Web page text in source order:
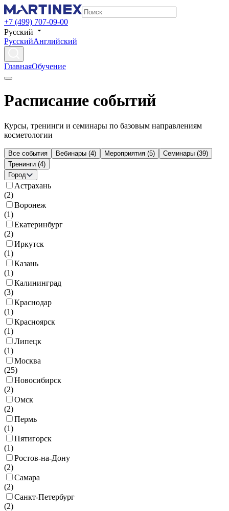
+7 (499) 707-09-00
Русский
РусскийАнглийский
ГлавнаяОбучение
Расписание событий
Курсы, тренинги и семинары по базовым направлениям
косметологии
Все события Вебинары (4) Мероприятия (5) Семинары (39)
Тренинги (4)
Город
Астрахань
(2)
Воронеж
(1)
Екатеринбург
(2)
Иркутск
(1)
Казань
(1)
Калининград
(3)
Краснодар
(1)
Красноярск
(1)
Липецк
(1)
Москва
(25)
Новосибирск
(2)
Омск
(2)
Пермь
(1)
Пятигорск
(1)
Ростов-на-Дону
(2)
Самара
(2)
Санкт-Петербург
(2)